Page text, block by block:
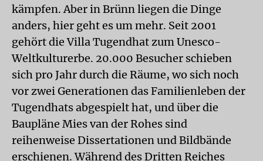
kämpfen. Aber in Brünn liegen die Dinge
anders, hier geht es um mehr. Seit 2001
gehört die Villa Tugendhat zum Unesco-
Weltkulturerbe. 20.000 Besucher schieben
sich pro Jahr durch die Räume, wo sich noch
vor zwei Generationen das Familienleben der
Tugendhats abgespielt hat, und über die
Baupläne Mies van der Rohes sind
reihenweise Dissertationen und Bildbände
erschienen. Während des Dritten Reiches